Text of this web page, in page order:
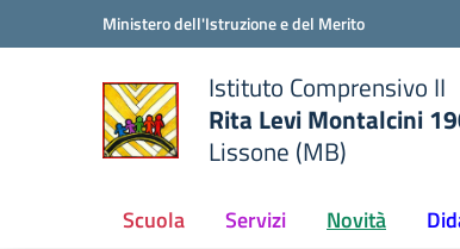
Vai ai contenuti
Vai al menu di navigazioneMinistero dell'Istruzione e del Merito
scuola
Istituto Comprensivo II
Rita Levi Montalcini
Lissone (MB)
Scuola Servizi Novità